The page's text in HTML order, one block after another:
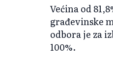
Većina od
građevinske
odbora je za
100%.